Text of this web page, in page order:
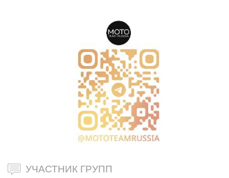
минимум оказывалась дико
недоработанной
УЧАСТНИК ГРУПП